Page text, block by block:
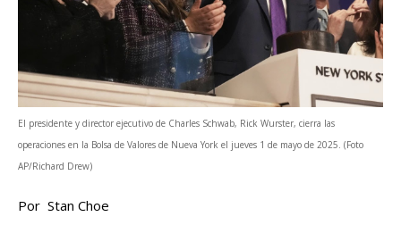
El presidente y director ejecutivo de Charles Schwab, Rick Wurster, cierra las
operaciones en la Bolsa de Valores de Nueva York el jueves 1 de mayo de 2025. (Foto
AP/Richard Drew)
Por Stan Choe